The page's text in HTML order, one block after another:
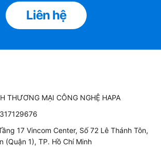
Liên hệ
THƯƠNG MẠI CÔNG NGHỆ HAPA
17 Vincom Center, Số 72 Lê Thánh Tôn,
(Quận 1), TP. Hồ Chí Minh